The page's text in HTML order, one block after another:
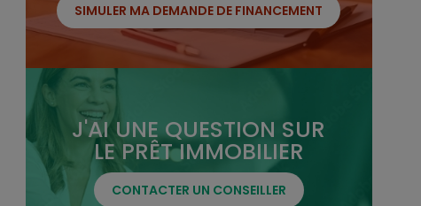
SIMULER MA DEMANDE DE FINANCEMENT
J'AI UNE QUESTION SUR
LE PRÊT IMMOBILIER
CONTACTER UN CONSEILLER